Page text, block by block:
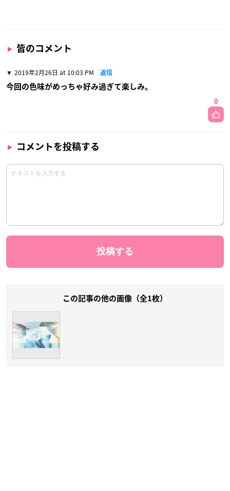
皆のコメント
2019年2月26日 at 10:03 PM 返信
今回の色味がめっちゃ好み過ぎて楽しみ。
0
コメントを投稿する
この記事の他の画像（全1枚）